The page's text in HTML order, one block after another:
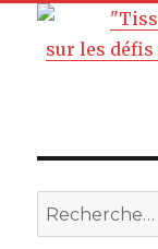
sur les
Recherche
pour